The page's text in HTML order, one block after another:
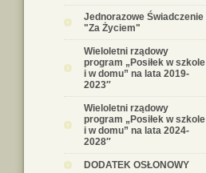
Jednorazowe Świadczenie
"Za Życiem"
Wieloletni rządowy
program „Posiłek w szkole
i w domu” na lata 2019-
2023″
Wieloletni rządowy
program „Posiłek w szkole
i w domu” na lata 2024-
2028″
DODATEK OSŁONOWY